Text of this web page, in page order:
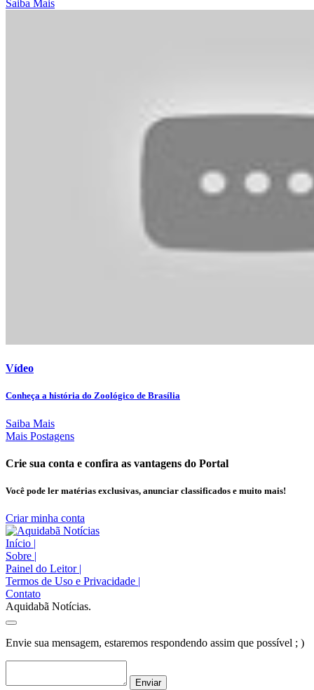
Saiba Mais
Vídeo
Conheça a história do Zoológico de Brasília
Saiba Mais
Mais Postagens
Crie sua conta e confira as vantagens do Portal
Você pode ler matérias exclusivas, anunciar classificados e muito mais!
Criar minha conta
Início |
Sobre |
Painel do Leitor |
Termos de Uso e Privacidade |
Contato
Aquidabã Notícias.
Envie sua mensagem, estaremos respondendo assim que possível ; )
Enviar